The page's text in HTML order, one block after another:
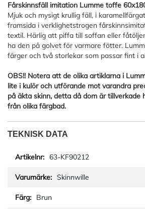
Fårskinnsfäll imitation Lumme toffe
Mjuk och mysigt krullig fäll, i
framsida i verklighetstrogen
textil. Härlig att piffa till soffan eller
ha den på golvet för varmare fötter.
färger och två storlekar som passar fint i
OBS!! Notera att de olika artiklarna i
lite i kulör och utförande mot varandra
på äkta skinn, detta då dom är tillverkade
från olika färgbad.
TEKNISK DATA
63-KF90212
Skinnwille
Brun